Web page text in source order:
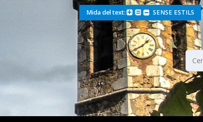
Mida del text: SENSE ESTILS